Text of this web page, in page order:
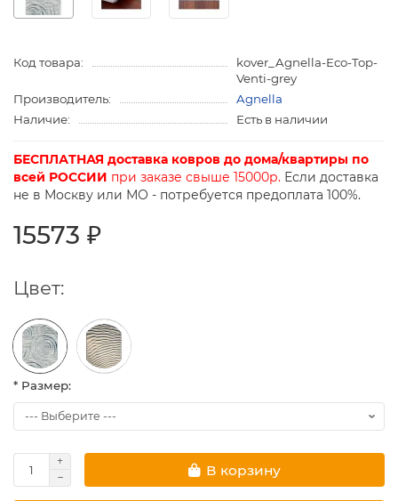
Код товара:
kover_Agnella-Eco-Top-
Venti-grey
Производитель:
Agnella
Наличие:
Есть в наличии
БЕСПЛАТНАЯ доставка ковров до дома/квартиры по
всей РОССИИ при заказе свыше 15000р. Если доставка
не в Москву или МО - потребуется предоплата 100%.
15573 ₽
Цвет:
* Размер:
В корзину